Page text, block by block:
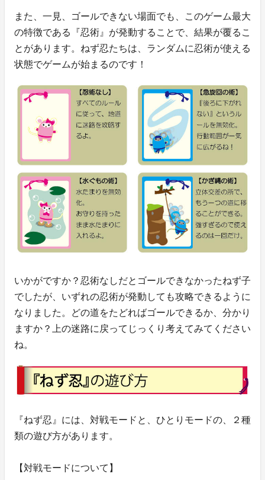
また、一見、ゴールできない場面でも、このゲーム最大
の特徴である『忍術』が発動することで、結果が覆るこ
とがあります。ねず忍たちは、ランダムに忍術が使える
状態でゲームが始まるのです！
いかがですか？忍術なしだとゴールできなかったねず子
でしたが、いずれの忍術が発動しても攻略できるように
なりました。どの道をたどればゴールできるか、分かり
ますか？上の迷路に戻ってじっくり考えてみてください
ね。
『ねず忍』には、対戦モードと、ひとりモードの、２種
類の遊び方があります。
【対戦モードについて】